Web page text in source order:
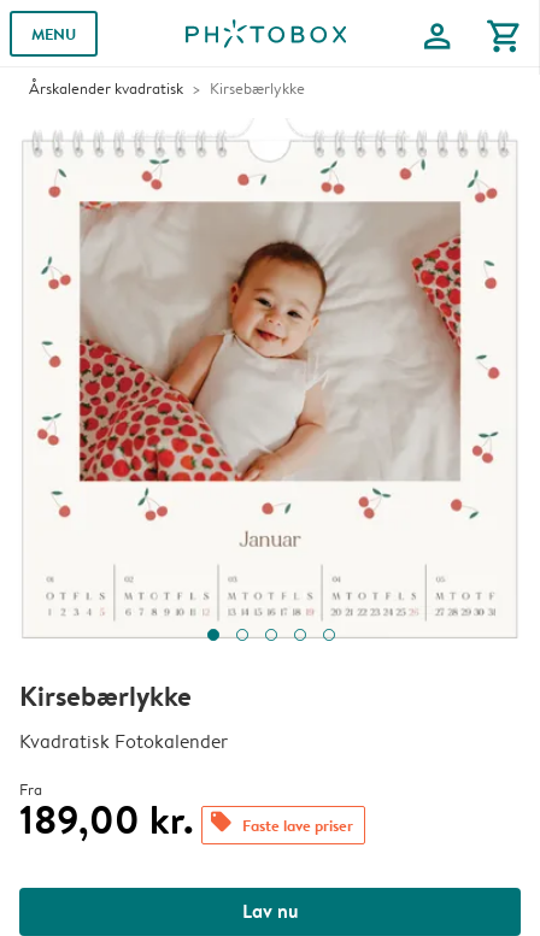
MENU profile shopping_cart
Årskalender kvadratisk Kirsebærlykke
Kirsebærlykke
Kvadratisk Fotokalender
Fra
189,00 kr. offers Faste lave priser
Lav nu